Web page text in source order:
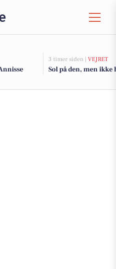
3 timer siden | VEJRET
Sol på den, men
meningsfuldt job med fokus på